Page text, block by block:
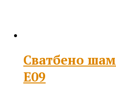
Сватбено
Е09